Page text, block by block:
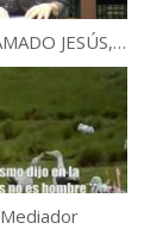
NUESTRO AMADO JESÚS, UN PROFETA DE DIOS .